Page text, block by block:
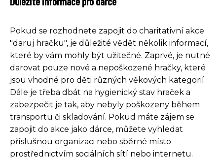
Pokud se rozhodnete zapojit do charitativní akce
"daruj hračku", je důležité vědět několik informací,
které by vám mohly být užitečné. Zaprvé, je nutné
darovat pouze nové a nepoškozené hračky, které
jsou vhodné pro děti různých věkových kategorií.
Dále je třeba dbát na hygienický stav hraček a
zabezpečit je tak, aby nebyly poškozeny během
transportu či skladování. Pokud máte zájem se
zapojit do akce jako dárce, můžete vyhledat
příslušnou organizaci nebo sběrné místo
prostřednictvím sociálních sítí nebo internetu.